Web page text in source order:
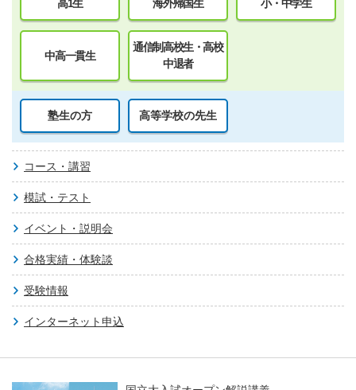
高1生 海外帰国生 小・中学生
中高一貫生
通信制高校生・高校
中退者
塾生の方 高等学校の先生
コース・講習
模試・テスト
イベント・説明会
合格実績・体験談
受験情報
インターネット申込